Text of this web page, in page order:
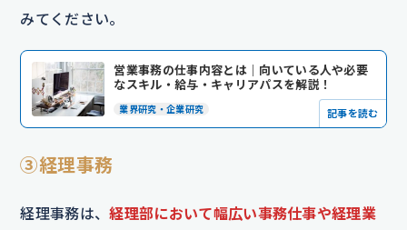
みてください。
営業事務の仕事内容とは｜向いている人や必要
なスキル・給与・キャリアパスを解説！
業界研究・企業研究 記事を読む
③経理事務
経理事務は、経理部において幅広い事務仕事や経理業